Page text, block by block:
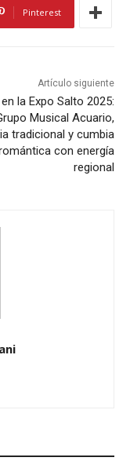
Pinterest
Artículo siguiente
la Expo Salto 2025:
Musical Acuario,
tradicional y cumbia
con energía
regional